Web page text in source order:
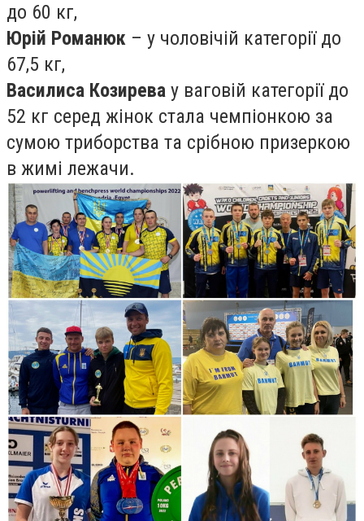
до 60 кг,
Юрій Романюк – у чоловічій категорії до
67,5 кг,
Василиса Козирева у ваговій категорії до
52 кг серед жінок стала чемпіонкою за
сумою триборства та срібною призеркою
в жимі лежачи.